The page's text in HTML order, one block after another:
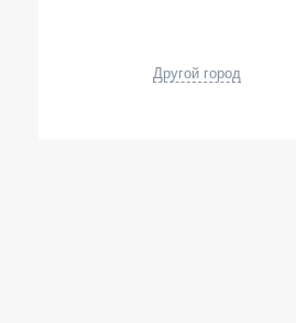
Другой город